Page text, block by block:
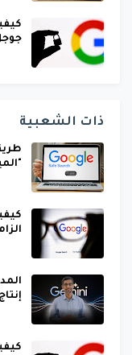
ذات الشعبية